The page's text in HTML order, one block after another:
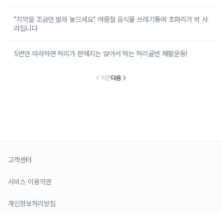
"치약을 조금만 발라 놓으세요" 여름철 음식물 쓰레기통에 초파리가 싹 사
라집니다
5번만 따라하면 허리가 편해지는 앉아서 하는 허리골반 재활운동!
이전다음
고객센터
서비스 이용약관
개인정보처리방침